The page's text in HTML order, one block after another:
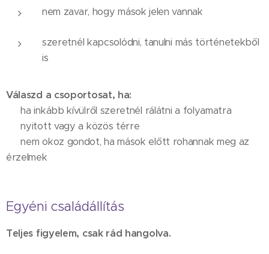
nem zavar, hogy mások jelen vannak
szeretnél kapcsolódni, tanulni más történetekből
is
Válaszd a csoportosat, ha:
✔ ha inkább kívülről szeretnél rálátni a folyamatra
✔ nyitott vagy a közös térre
✔ nem okoz gondot, ha mások előtt rohannak meg az
érzelmek
Egyéni családállítás
Teljes figyelem, csak rád hangolva.